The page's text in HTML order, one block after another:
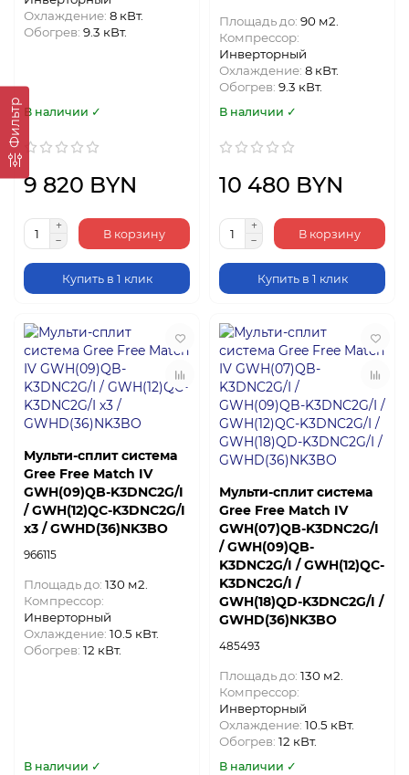
Фильтр
Охлаждение: 8 кВт.
Обогрев: 9.3 кВт.
В наличии ✓
9 820 BYN
В корзину
Купить в 1 клик
Площадь до: 90 м2.
Компрессор:
Инверторный
Охлаждение: 8 кВт.
Обогрев: 9.3 кВт.
В наличии ✓
10 480 BYN
В корзину
Купить в 1 клик
Мульти-сплит система
Gree Free Match IV
GWH(09)QB-K3DNC2G/I
/ GWH(12)QC-K3DNC2G/I
х3 / GWHD(36)NK3BO
966115
Площадь до: 130 м2.
Компрессор:
Инверторный
Охлаждение: 10.5 кВт.
Обогрев: 12 кВт.
В наличии ✓
Мульти-сплит система
Gree Free Match IV
GWH(07)QB-K3DNC2G/I
/ GWH(09)QB-
K3DNC2G/I / GWH(12)QC-
K3DNC2G/I /
GWH(18)QD-K3DNC2G/I /
GWHD(36)NK3BO
485493
Площадь до: 130 м2.
Компрессор:
Инверторный
Охлаждение: 10.5 кВт.
Обогрев: 12 кВт.
В наличии ✓